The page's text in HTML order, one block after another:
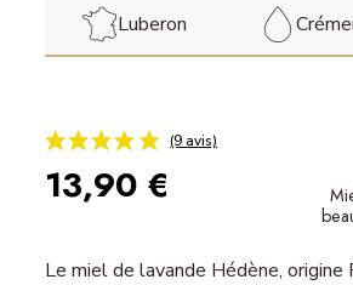
Luberon
13,90 €
Le miel de lavande Hédène, origine